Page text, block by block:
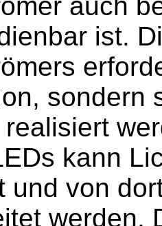
ist.
sondern
kann
und von
werden.